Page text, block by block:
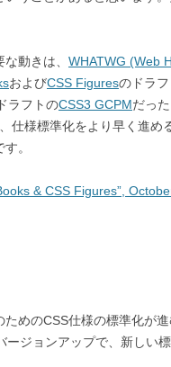
動きは、 WHATWG (Web
およびCSS Figuresのドラ
ラフトのCSS3 GCPMだっ
仕様標準化をより早く進め
。
& CSS Figures”,
めのCSS仕様の標準化が進
ージョンアップで、新しい